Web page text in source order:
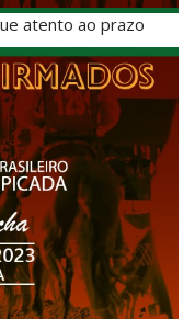
atento ao prazo